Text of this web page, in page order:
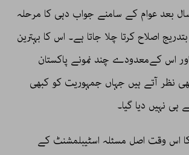
بعد عوام کے سامنے جواب دہی کا مرحلہ
اصلاح کرتا چلا جاتا ہے۔ اس کا بہترین
اس کےمعدودے چند نمونے پاکستان
نظر آتے ہیں جہاں جمہوریت کو کبھی
نہیں دیا گیا۔
اس وقت اصل مسئلہ اسٹیبلمشنٹ کے